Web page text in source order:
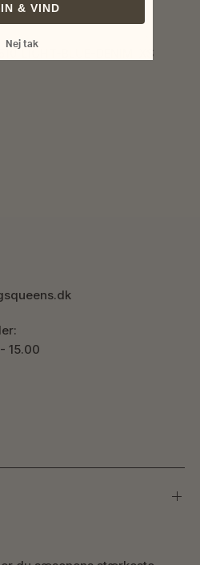
BLUE-DENIM_XS
15.00
& VIND
Nej tak